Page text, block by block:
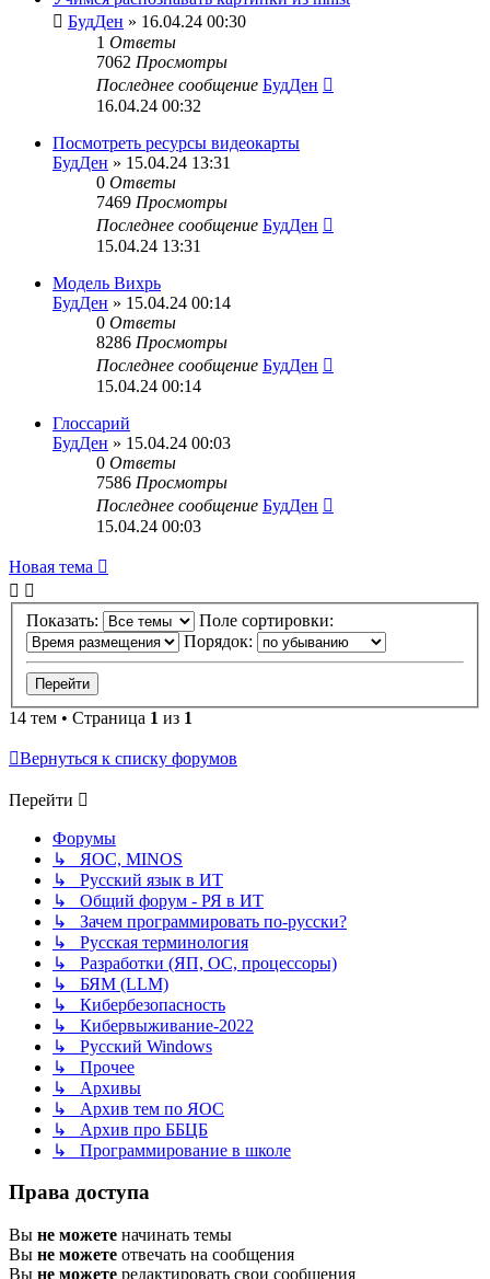
БудДен » 16.04.24 00:30
1 Ответы
7062 Просмотры
Последнее сообщение БудДен
16.04.24 00:32
Посмотреть ресурсы видеокарты
БудДен » 15.04.24 13:31
0 Ответы
7469 Просмотры
Последнее сообщение БудДен
15.04.24 13:31
Модель Вихрь
БудДен » 15.04.24 00:14
0 Ответы
8286 Просмотры
Последнее сообщение БудДен
15.04.24 00:14
Глоссарий
БудДен » 15.04.24 00:03
0 Ответы
7586 Просмотры
Последнее сообщение БудДен
15.04.24 00:03
Новая тема
Показать:
Поле сортировки:
Порядок:
14 тем • Страница 1 из 1
Вернуться к списку форумов
Перейти
Форумы
↳ ЯОС, MINOS
↳ Русский язык в ИТ
↳ Общий форум - РЯ в ИТ
↳ Зачем программировать по-русски?
↳ Русская терминология
↳ Разработки (ЯП, ОС, процессоры)
↳ БЯМ (LLM)
↳ Кибербезопасность
↳ Кибервыживание-2022
↳ Русский Windows
↳ Прочее
↳ Архивы
↳ Архив тем по ЯОС
↳ Архив про ББЦБ
↳ Программирование в школе
Права доступа
Вы не можете начинать темы
Вы не можете отвечать на сообщения
Вы не можете редактировать свои сообщения